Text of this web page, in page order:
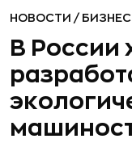
НОВОСТИ / БИЗНЕС
В России